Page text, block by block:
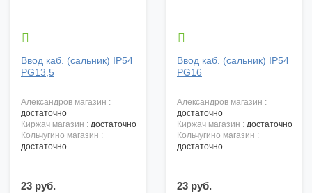

Ввод каб. (сальник) IP54
PG13,5
александров магазин :
достаточно
киржач магазин : достаточно
кольчугино магазин :
достаточно
23 руб.

Ввод каб. (сальник) IP54
PG16
александров магазин :
достаточно
киржач магазин : достаточно
кольчугино магазин :
достаточно
23 руб.